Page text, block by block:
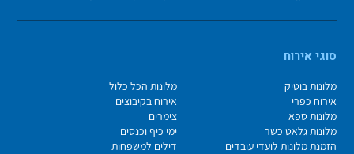
סוגי אירוח
מלונות בוטיק
מלונות הכל כלול
אירוח כפרי
אירוח בקיבוצים
מלונות ספא
צימרים
מלונות גלאט כשר
ימי כיף וכנסים
הזמנת מלונות לועדי עובדים
דילים למשפחות